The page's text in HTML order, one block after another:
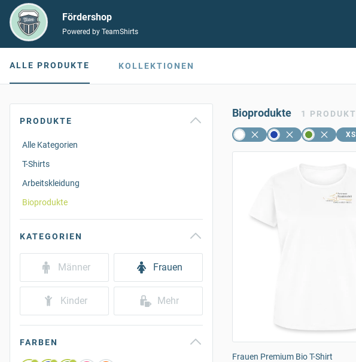
Fördershop
Powered by TeamShirts
ALLE PRODUKTE KOLLEKTIONEN
PRODUKTE
Alle Kategorien
T-Shirts
Arbeitskleidung
Bioprodukte
KATEGORIEN
Männer Frauen
Kinder Mehr
FARBEN
Bioprodukte 1 PRODUKT
XS
Frauen Premium Bio T-Shirt